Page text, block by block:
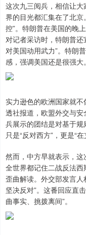
这次九三阅兵，相信让
界的目光都汇集在了北
控”。特朗普在美国的晚
对记者采访时，特朗普
对美国动用武力”。特朗
感，强调美国还是很强大。
实力逊色的欧洲国家就
透社报道，欧盟外交与
兵展示的团结是对基于
只是“反对西方”，更是“
然而，中方早就表示，
全世界都记住二战反法
歪曲解读。外交部发言人
坚决反对”。这番回应直
曲事实、挑拨离间”。